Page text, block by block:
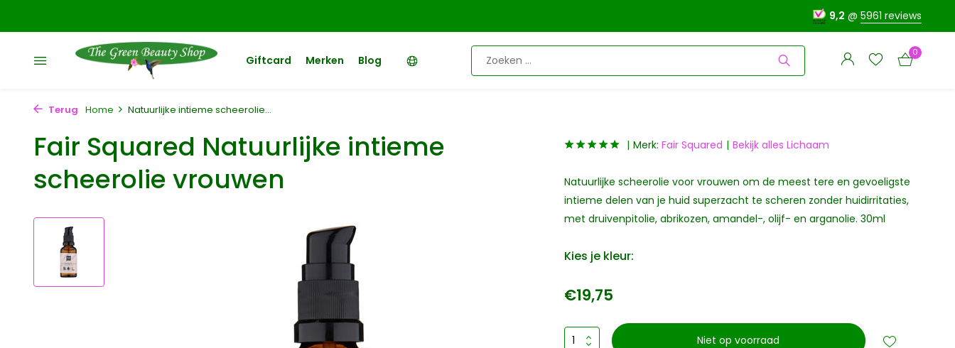
9,2 @ 5961 reviews
Giftcard Merken Blog
Account
aanmaken
Account
aanmaken
0
Terug Home Natuurlijke intieme scheerolie...
Fair Squared Natuurlijke intieme
scheerolie vrouwen
Merk: Fair Squared Bekijk alles Lichaam
Natuurlijke scheerolie voor vrouwen om de meest tere en gevoeligste
intieme delen van je huid superzacht te scheren zonder huidirritaties,
met druivenpitolie, abrikozen, amandel-, olijf- en arganolie. 30ml
Kies je kleur:
€19,75
Niet op voorraad